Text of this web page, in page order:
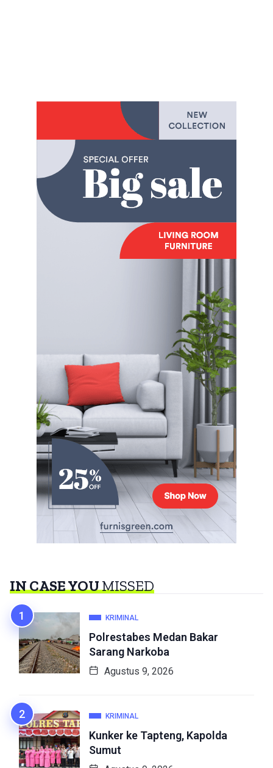
IN CASE YOUMISSED
KRIMINAL
Polrestabes Medan Bakar
Sarang Narkoba
Agustus 9, 2026
KRIMINAL
Kunker ke Tapteng, Kapolda
Sumut